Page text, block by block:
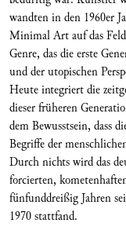
wandten in den 1960er
Minimal Art auf das
Genre, das die erste
und der utopischen
Heute integriert die
dieser früheren
dem Bewusstsein, dass
Begriffe der
Durch nichts wird das
forcierten,
fünfunddreißig Jahren
1970 stattfand.